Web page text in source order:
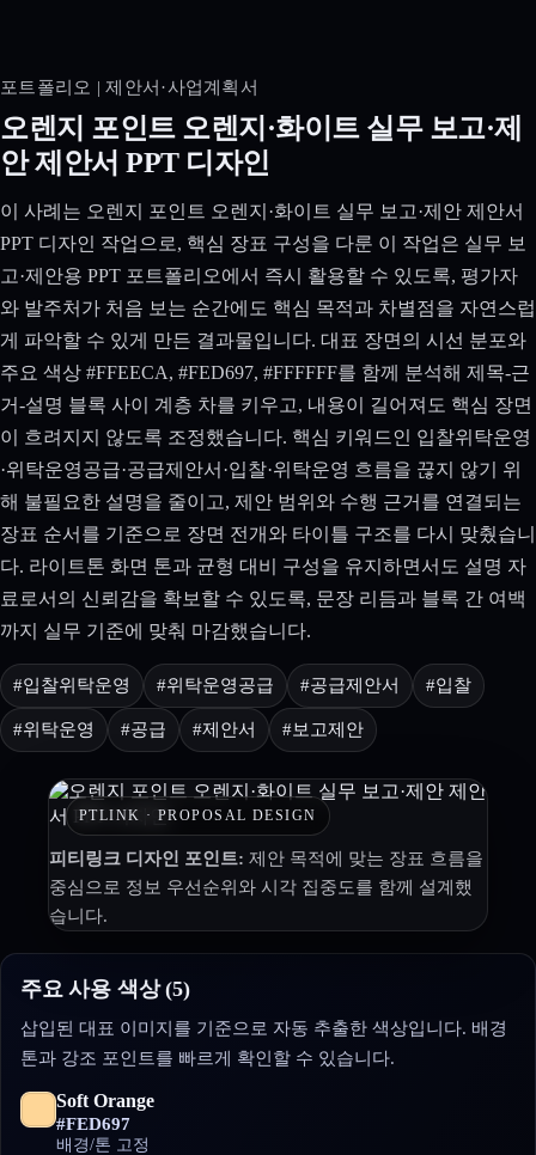
포트폴리오 | 제안서·사업계획서
오렌지 포인트 오렌지·화이트 실무 보고·제
안 제안서 PPT 디자인
이 사례는 오렌지 포인트 오렌지·화이트 실무 보고·제안 제안서
PPT 디자인 작업으로, 핵심 장표 구성을 다룬 이 작업은 실무 보
고·제안용 PPT 포트폴리오에서 즉시 활용할 수 있도록, 평가자
와 발주처가 처음 보는 순간에도 핵심 목적과 차별점을 자연스럽
게 파악할 수 있게 만든 결과물입니다. 대표 장면의 시선 분포와
주요 색상 #FFEECA, #FED697, #FFFFFF를 함께 분석해 제목-근
거-설명 블록 사이 계층 차를 키우고, 내용이 길어져도 핵심 장면
이 흐려지지 않도록 조정했습니다. 핵심 키워드인 입찰위탁운영
·위탁운영공급·공급제안서·입찰·위탁운영 흐름을 끊지 않기 위
해 불필요한 설명을 줄이고, 제안 범위와 수행 근거를 연결되는
장표 순서를 기준으로 장면 전개와 타이틀 구조를 다시 맞췄습니
다. 라이트톤 화면 톤과 균형 대비 구성을 유지하면서도 설명 자
료로서의 신뢰감을 확보할 수 있도록, 문장 리듬과 블록 간 여백
까지 실무 기준에 맞춰 마감했습니다.
#입찰위탁운영 #위탁운영공급 #공급제안서 #입찰
#위탁운영 #공급 #제안서 #보고제안
PTLINK · PROPOSAL DESIGN
피티링크 디자인 포인트: 제안 목적에 맞는 장표 흐름을
중심으로 정보 우선순위와 시각 집중도를 함께 설계했
습니다.
주요 사용 색상 (5)
삽입된 대표 이미지를 기준으로 자동 추출한 색상입니다. 배경
톤과 강조 포인트를 빠르게 확인할 수 있습니다.
Soft Orange
#FED697
배경/톤 고정